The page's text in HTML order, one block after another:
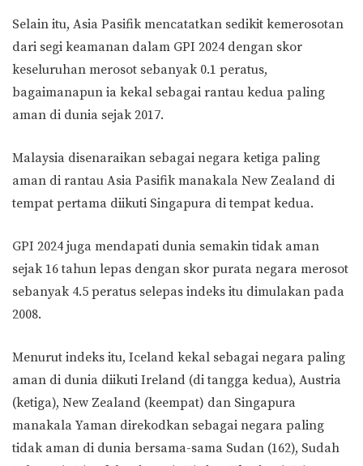
Selain itu, Asia Pasifik mencatatkan sedikit kemerosotan
dari segi keamanan dalam GPI 2024 dengan skor
keseluruhan merosot sebanyak 0.1 peratus,
bagaimanapun ia kekal sebagai rantau kedua paling
aman di dunia sejak 2017.
Malaysia disenaraikan sebagai negara ketiga paling
aman di rantau Asia Pasifik manakala New Zealand di
tempat pertama diikuti Singapura di tempat kedua.
GPI 2024 juga mendapati dunia semakin tidak aman
sejak 16 tahun lepas dengan skor purata negara merosot
sebanyak 4.5 peratus selepas indeks itu dimulakan pada
2008.
Menurut indeks itu, Iceland kekal sebagai negara paling
aman di dunia diikuti Ireland (di tangga kedua), Austria
(ketiga), New Zealand (keempat) dan Singapura
manakala Yaman direkodkan sebagai negara paling
tidak aman di dunia bersama-sama Sudan (162), Sudah